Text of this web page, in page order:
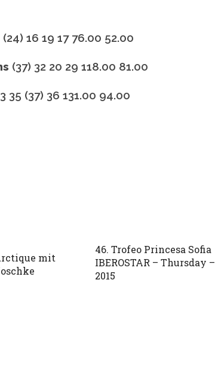
(24) 16 19 17 76.00 52.00
(37) 32 20 29 118.00 81.00
35 (37) 36 131.00 94.00
mit
46. Trofeo Princesa Sofia
IBEROSTAR – Thursday –
2015